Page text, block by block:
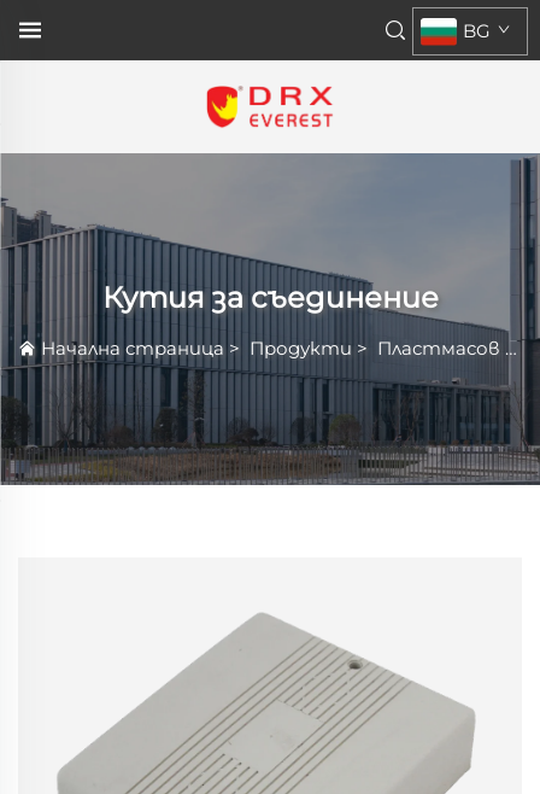
BG
Кутия за съединение
Начална страница > Продукти > Пластмасов Ограждан